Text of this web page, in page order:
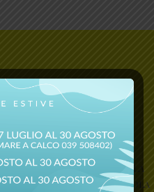
TUO
aiutarci a capire meglio la
della nostra autoscuola